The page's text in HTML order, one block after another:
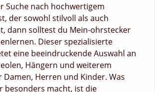
Suche nach hochwertigem
der sowohl stilvoll als auch
dann solltest du Mein-ohrstecker
Dieser spezialisierte
eine beeindruckende Auswahl an
Hängern und weiterem
Damen, Herren und Kinder. Was
besonders macht, ist die